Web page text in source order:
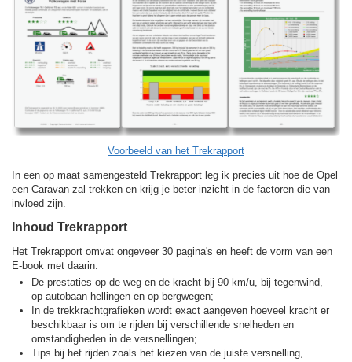
Voorbeeld van het Trekrapport
In een op maat samengesteld Trekrapport leg ik precies uit hoe de Opel
een Caravan zal trekken en krijg je beter inzicht in de factoren die van
invloed zijn.
Inhoud Trekrapport
Het Trekrapport omvat ongeveer 30 pagina's en heeft de vorm van een
E-book met daarin:
De prestaties op de weg en de kracht bij 90 km/u, bij tegenwind,
op autobaan hellingen en op bergwegen;
In de trekkracht­grafieken wordt exact aangeven hoeveel kracht er
beschikbaar is om te rijden bij verschillende snelheden en
omstandigheden in de versnellingen;
Tips bij het rijden zoals het kiezen van de juiste versnelling,